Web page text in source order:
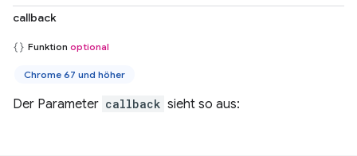
callback
Funktion optional
Chrome 67 und höher
Der Parameter callback sieht so aus: